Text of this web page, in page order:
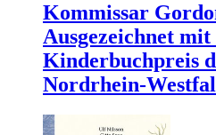
Kommissar
Ausgezeichnet mit
Kinderbuchpreis
Nordrhein-